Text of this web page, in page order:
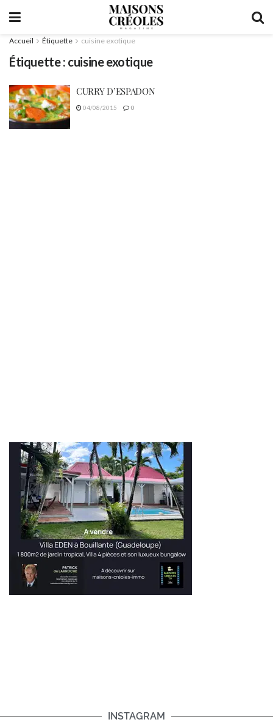
Accueil Étiquette cuisine exotique
Étiquette : cuisine exotique
CURRY D’ESPADON
04/08/2015 0
INSTAGRAM